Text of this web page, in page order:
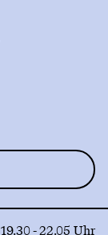
19.30 - 22.05 Uhr